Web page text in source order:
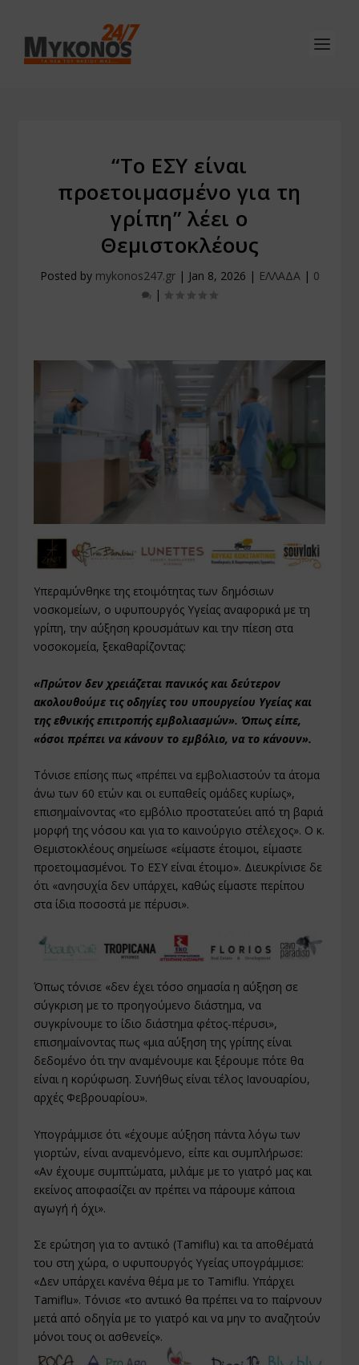
“Το ΕΣΥ είναι
προετοιμασμένο για τη
γρίπη” λέει ο
Θεμιστοκλέους
Posted by mykonos247.gr| Jan 8, 2026 | ΕΛΛΑΔΑ| 0
|
Υπεραμύνθηκε της ετοιμότητας των δημόσιων
νοσκομείων, ο υφυπουργός Υγείας αναφορικά με τη
γρίπη, την αύξηση κρουσμάτων και την πίεση στα
νοσοκομεία, ξεκαθαρίζοντας:
«Πρώτον δεν χρειάζεται πανικός και δεύτερον
ακολουθούμε τις οδηγίες του υπουργείου Υγείας και
της εθνικής επιτροπής εμβολιασμών». Όπως είπε,
«όσοι πρέπει να κάνουν το εμβόλιο, να το κάνουν».
Τόνισε επίσης πως «πρέπει να εμβολιαστούν τα άτομα
άνω των 60 ετών και οι ευπαθείς ομάδες κυρίως»,
επισημαίνοντας «το εμβόλιο προστατεύει από τη βαριά
μορφή της νόσου και για το καινούργιο στέλεχος». Ο κ.
Θεμιστοκλέους σημείωσε «είμαστε έτοιμοι, είμαστε
προετοιμασμένοι. Το ΕΣΥ είναι έτοιμο». Διευκρίνισε δε
ότι «ανησυχία δεν υπάρχει, καθώς είμαστε περίπου
στα ίδια ποσοστά με πέρυσι».
Όπως τόνισε «δεν έχει τόσο σημασία η αύξηση σε
σύγκριση με το προηγούμενο διάστημα, να
συγκρίνουμε το ίδιο διάστημα φέτος-πέρυσι»,
επισημαίνοντας πως «μια αύξηση της γρίπης είναι
δεδομένο ότι την αναμένουμε και ξέρουμε πότε θα
είναι η κορύφωση. Συνήθως είναι τέλος Ιανουαρίου,
αρχές Φεβρουαρίου».
Υπογράμμισε ότι «έχουμε αύξηση πάντα λόγω των
γιορτών, είναι αναμενόμενο, είπε και συμπλήρωσε:
«Αν έχουμε συμπτώματα, μιλάμε με το γιατρό μας και
εκείνος αποφασίζει αν πρέπει να πάρουμε κάποια
αγωγή ή όχι».
Σε ερώτηση για το αντιικό (Tamiflu) και τα αποθέματά
του στη χώρα, ο υφυπουργός Υγείας υπογράμμισε:
«Δεν υπάρχει κανένα θέμα με το Tamiflu. Υπάρχει
Tamiflu». Τόνισε «το αντιικό θα πρέπει να το παίρνουν
μετά από οδηγία με το γιατρό και να μην το αναζητούν
μόνοι τους οι ασθενείς».